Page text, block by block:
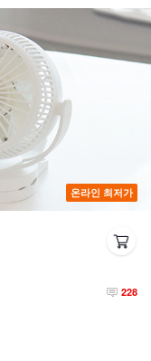
온라인 최저가
228